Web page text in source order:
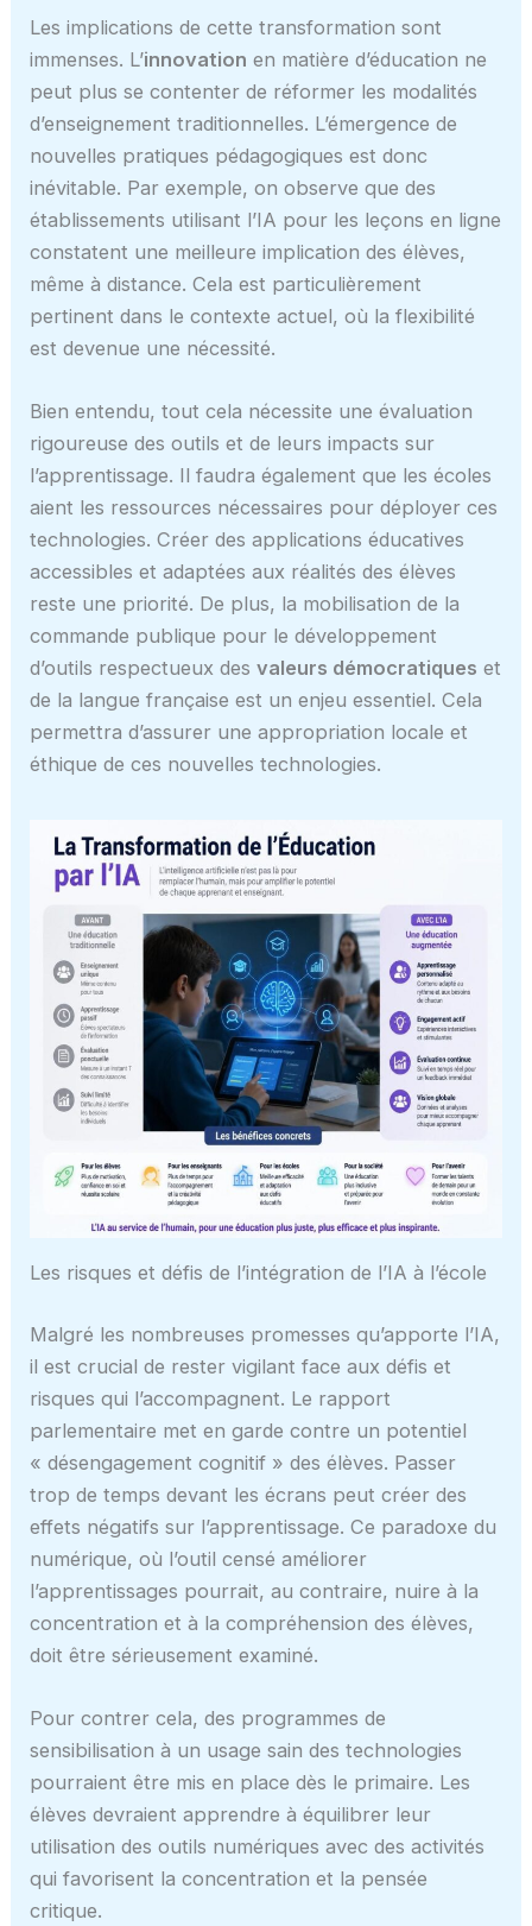
Les implications de cette transformation sont
immenses. L’innovation en matière d’éducation ne
peut plus se contenter de réformer les modalités
d’enseignement traditionnelles. L’émergence de
nouvelles pratiques pédagogiques est donc
inévitable. Par exemple, on observe que des
établissements utilisant l’IA pour les leçons en ligne
constatent une meilleure implication des élèves,
même à distance. Cela est particulièrement
pertinent dans le contexte actuel, où la flexibilité
est devenue une nécessité.
Bien entendu, tout cela nécessite une évaluation
rigoureuse des outils et de leurs impacts sur
l’apprentissage. Il faudra également que les écoles
aient les ressources nécessaires pour déployer ces
technologies. Créer des applications éducatives
accessibles et adaptées aux réalités des élèves
reste une priorité. De plus, la mobilisation de la
commande publique pour le développement
d’outils respectueux desvaleurs démocratiques et
de la langue française est un enjeu essentiel. Cela
permettra d’assurer une appropriation locale et
éthique de ces nouvelles technologies.
Les risques et défis de l’intégration de l’IA à l’école
Malgré les nombreuses promesses qu’apporte l’IA,
il est crucial de rester vigilant face aux défis et
risques qui l’accompagnent. Le rapport
parlementaire met en garde contre un potentiel
« désengagement cognitif » des élèves. Passer
trop de temps devant les écrans peut créer des
effets négatifs sur l’apprentissage. Ce paradoxe du
numérique, où l’outil censé améliorer
l’apprentissages pourrait, au contraire, nuire à la
concentration et à la compréhension des élèves,
doit être sérieusement examiné.
Pour contrer cela, des programmes de
sensibilisation à un usage sain des technologies
pourraient être mis en place dès le primaire. Les
élèves devraient apprendre à équilibrer leur
utilisation des outils numériques avec des activités
qui favorisent la concentration et la pensée
critique.